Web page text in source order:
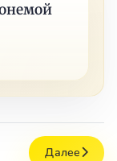
Далее